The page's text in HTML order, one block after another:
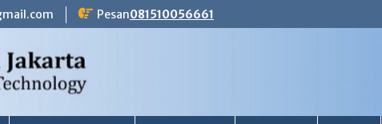
Pesan081510056661